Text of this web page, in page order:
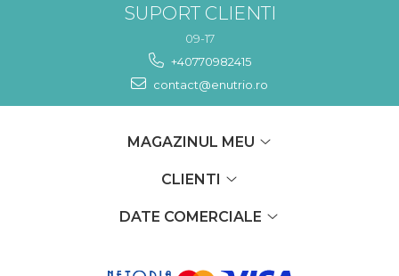
SUPORT CLIENTI
09-17
+40770982415
contact@enutrio.ro
MAGAZINUL MEU
CLIENTI
DATE COMERCIALE